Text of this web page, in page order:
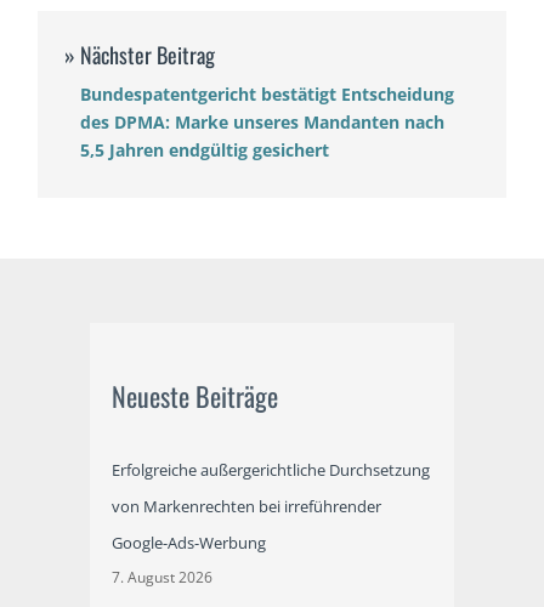
Bundespatentgericht bestätigt Entscheidung
des DPMA: Marke unseres Mandanten nach
5,5 Jahren endgültig gesichert
Neueste Beiträge
Erfolgreiche außergerichtliche Durchsetzung
von Markenrechten bei irreführender
Google-Ads-Werbung
7. August 2026